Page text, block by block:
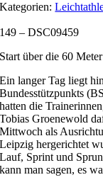
Kategorien:
149 – DSC09459
Start über die 60
Ein langer Tag liegt
Bundesstützpunkts
hatten die
Tobias Groenewold
Mittwoch als
Leipzig hergerichtet
Lauf, Sprint und
kann man sagen, es